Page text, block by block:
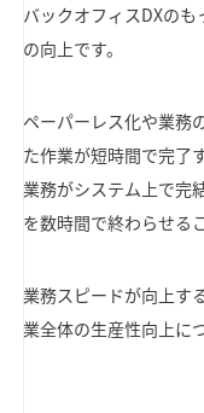
バックオフィスDXの
の向上です。
ペーパーレス化や業務
た作業が短時間で完了
業務がシステム上で完
を数時間で終わらせる
業務スピードが向上す
業全体の生産性向上に